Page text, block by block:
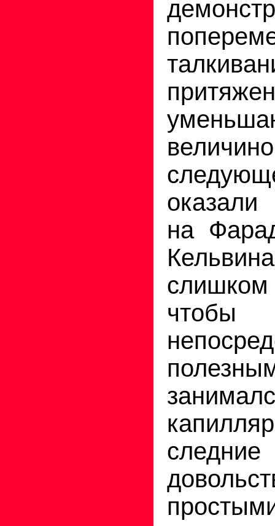
на
чтобы
след­ние